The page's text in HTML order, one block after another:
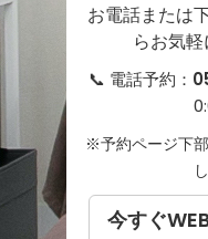
お電話または
らお気軽
📞 電話予約：
※予約ページ下
今すぐ